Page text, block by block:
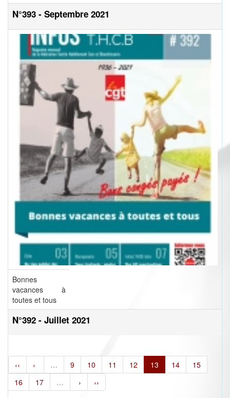
N°393 - Septembre 2021
Bonnes
vacances à
toutes et tous
N°392 - Juillet 2021
‹‹ ‹ … 9 10 11 12 13 14
15
16
17 … › ››